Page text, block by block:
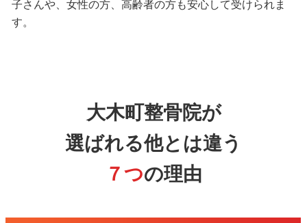
子さんや、女性の方、高齢者の方も安心して受けられま
す。
大木町整骨院が
選ばれる他とは違う
７つの理由